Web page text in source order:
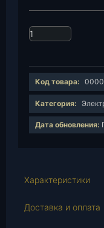
К
и
ч
с
о
а
Код товара:
Категория:
Дата обновления:
Характеристики
Доставка и оплата